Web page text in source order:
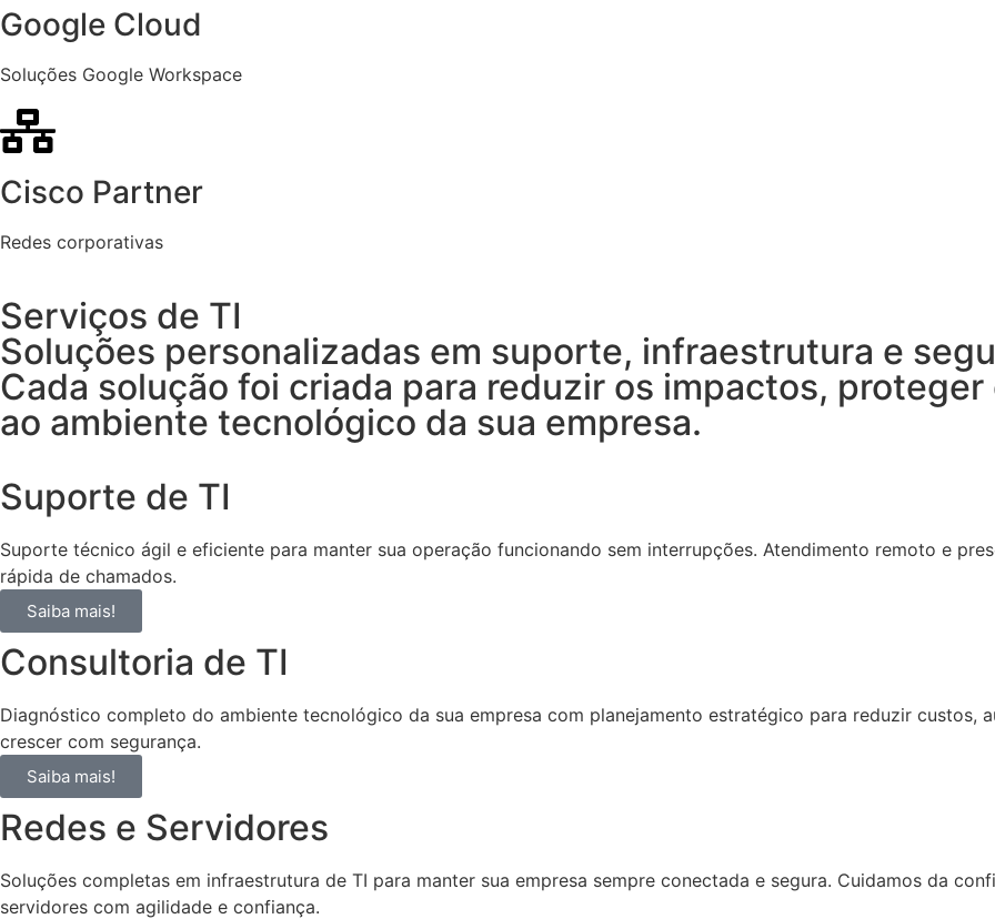
Google Cloud
Soluções Google Workspace
Cisco Partner
Redes corporativas
Serviços de TI
Soluções personalizadas em suporte, infraestrutura e
Cada solução foi criada para reduzir os impactos,
ao ambiente tecnológico da sua empresa.
Suporte de TI
Suporte técnico ágil e eficiente para manter sua operação funcionando sem interrupções. Atendimento remoto e
rápida de chamados.
Saiba mais!
Consultoria de TI
Diagnóstico completo do ambiente tecnológico da sua empresa com planejamento estratégico para reduzir custos,
crescer com segurança.
Saiba mais!
Redes e Servidores
Soluções completas em infraestrutura de TI para manter sua empresa sempre conectada e segura. Cuidamos da
servidores com agilidade e confiança.